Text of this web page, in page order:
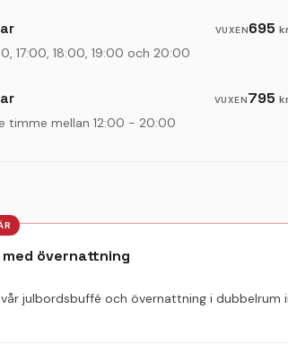
VUXEN695
17:00, 18:00, 19:00 och 20:00
VUXEN795
timme mellan 12:00 - 20:00
övernattning
julbordsbuffé och övernattning i dubbelrum